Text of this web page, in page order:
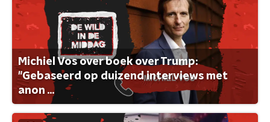
Michiel Vos over boek over Trump:
"Gebaseerd op duizend interviews met
anon ...